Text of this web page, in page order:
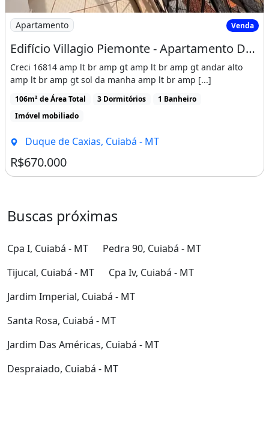
Imagem: Edifício Villagio Piemonte - Apartamento
Apartamento Venda
Edifício Villagio Piemonte - Apartamento Duque de Caxias
Creci 16814 amp lt br amp gt amp lt br amp gt andar alto
amp lt br amp gt sol da manha amp lt br amp [...]
106m² de Área Total 3 Dormitórios
1 Banheiro
Imóvel mobiliado
Duque de Caxias, Cuiabá - MT
R$670.000
Buscas próximas
Cpa I, Cuiabá - MT
Pedra 90, Cuiabá - MT
Tijucal, Cuiabá - MT
Cpa Iv, Cuiabá - MT
Jardim Imperial, Cuiabá - MT
Santa Rosa, Cuiabá - MT
Jardim Das Américas, Cuiabá - MT
Despraiado, Cuiabá - MT